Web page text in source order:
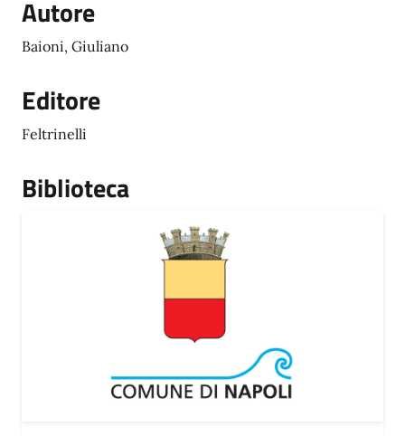
Autore
Baioni, Giuliano
Editore
Feltrinelli
Biblioteca